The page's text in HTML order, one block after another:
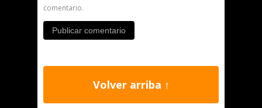
comentario.
Volver arriba ↑